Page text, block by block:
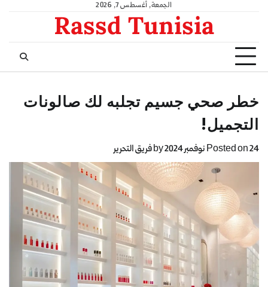
الجمعة, أغسطس 7, 2026
Rassd Tunisia
خطر صحي جسيم تجلبه لك صالونات
التجميل!
Posted on24 نوفمبر 2024 فريق التحرير